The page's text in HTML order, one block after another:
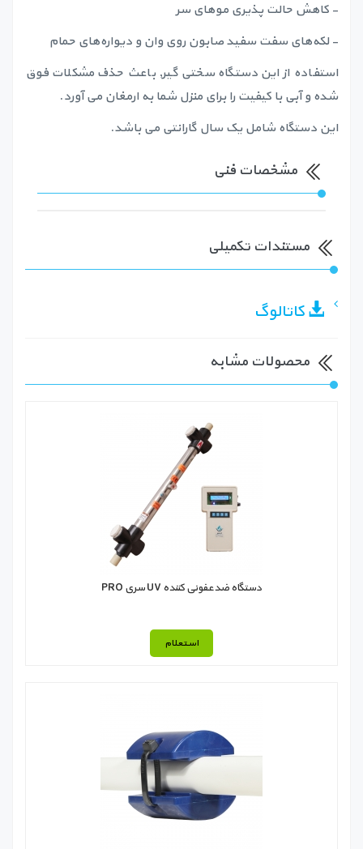
- کاهش حالت پذیری موهای سر
- لکه‌های سفت سفید صابون روی وان و دیواره‌های حمام
استفاده از این دستگاه سختی گیر, باعث حذف مشکلات فوق
شده و آبی با کیفیت را برای منزل شما به ارمغان می آورد.
این دستگاه شامل یک سال گارانتی می باشد.
مشخصات فنی
مستندات تکمیلی
کاتالوگ
محصولات مشابه
دستگاه ضدعفونی کننده UV سری PRO
استعلام